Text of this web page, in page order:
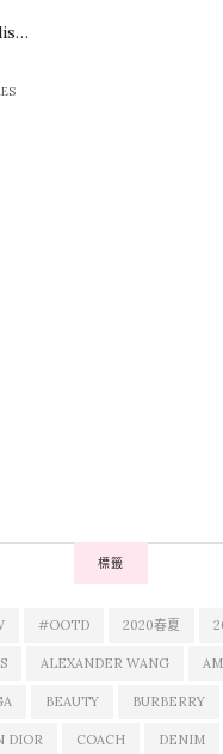
標籤
#OOTD 2020春夏
ALEXANDER WANG
BEAUTY BURBERRY
DIOR COACH DENIM